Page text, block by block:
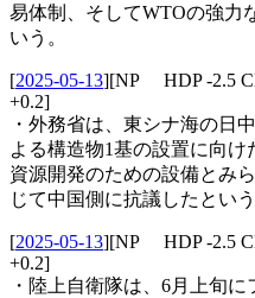
易体制、そしてWTOの強力
いう。
[2025-05-13][NP HDP -2.5
+0.2]
・外務省は、東シナ海の日
よる構造物1基の設置に向け
資源開発のための設備とみ
じて中国側に抗議したという
[2025-05-13][NP HDP -2.5
+0.2]
・陸上自衛隊は、6月上旬